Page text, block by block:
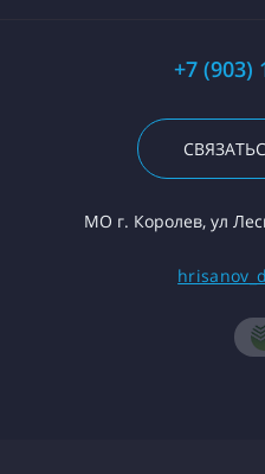
+7 (903)
МО г. Королев, ул